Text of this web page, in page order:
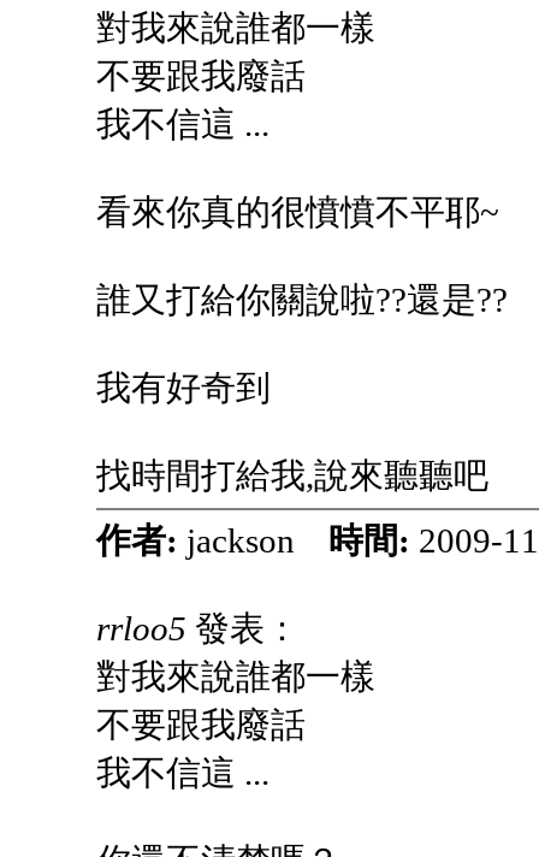
對我來說誰都一樣
不要跟我廢話
我不信這 ...
看來你真的很憤憤不平耶~
誰又打給你關說啦??還是??
我有好奇到
找時間打給我,說來聽聽吧
作者: jackson 時間: 2009-
rrloo5 發表：
對我來說誰都一樣
不要跟我廢話
我不信這 ...